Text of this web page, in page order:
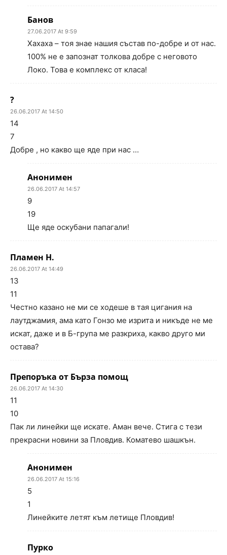
Банов
27.06.2017 At 9:59
Хахаха – тоя знае нашия състав по-добре и от нас.
100% не е запознат толкова добре с неговото
Локо. Това е комплекс от класа!
?
26.06.2017 At 14:50
14
7
Добре , но какво ще яде при нас …
Анонимен
26.06.2017 At 14:57
9
19
Ще яде оскубани папагали!
Пламен Н.
26.06.2017 At 14:49
13
11
Честно казано не ми се ходеше в тая цигания на
лаутджамия, ама като Гонзо ме изрита и никъде не ме
искат, даже и в Б-група ме разкриха, какво друго ми
остава?
Препоръка от Бърза помощ
26.06.2017 At 14:30
11
10
Пак ли линейки ще искате. Аман вече. Стига с тези
прекрасни новини за Пловдив. Коматево шашкън.
Анонимен
26.06.2017 At 15:16
5
1
Линейките летят към летище Пловдив!
Пурко